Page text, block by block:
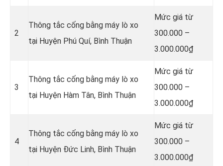
2
Thông tắc cống bằng máy lò xo
tại Huyện Phú Quí, Bình Thuận
Mức giá từ
300.000 –
3.000.000₫
3
Thông tắc cống bằng máy lò xo
tại Huyện Hàm Tân, Bình Thuận
Mức giá từ
300.000 –
3.000.000₫
4
Thông tắc cống bằng máy lò xo
tại Huyện Đức Linh, Bình Thuận
Mức giá từ
300.000 –
3.000.000₫